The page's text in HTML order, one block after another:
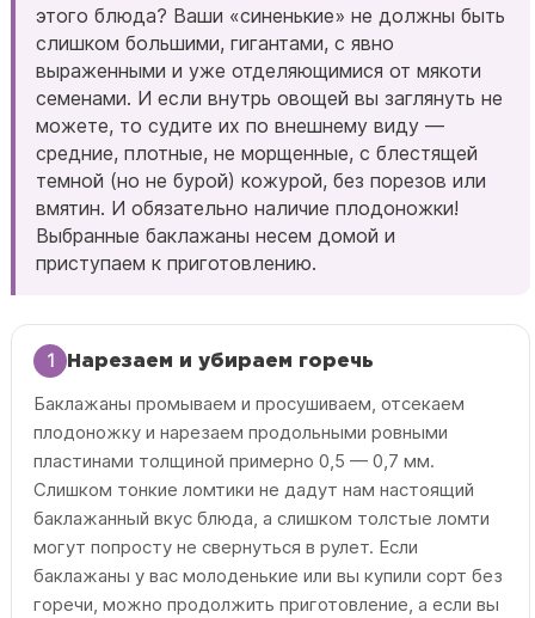
этого блюда? Ваши «синенькие» не должны быть
слишком большими, гигантами, с явно
выраженными и уже отделяющимися от мякоти
семенами. И если внутрь овощей вы заглянуть не
можете, то судите их по внешнему виду —
средние, плотные, не морщенные, с блестящей
темной (но не бурой) кожурой, без порезов или
вмятин. И обязательно наличие плодоножки!
Выбранные баклажаны несем домой и
приступаем к приготовлению.
1 Нарезаем и убираем горечь
Баклажаны промываем и просушиваем, отсекаем
плодоножку и нарезаем продольными ровными
пластинами толщиной примерно 0,5 — 0,7 мм.
Слишком тонкие ломтики не дадут нам настоящий
баклажанный вкус блюда, а слишком толстые ломти
могут попросту не свернуться в рулет. Если
баклажаны у вас молоденькие или вы купили сорт без
горечи, можно продолжить приготовление, а если вы